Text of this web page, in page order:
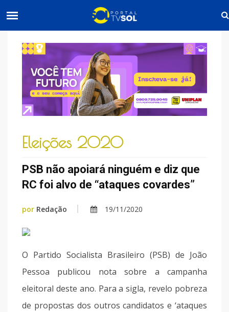
Eleições 2020
PSB não apoiará ninguém e diz que
RC foi alvo de “ataques covardes”
por Redação 19/11/2020
O Partido Socialista Brasileiro (PSB) de João
Pessoa publicou nota sobre a campanha
eleitoral deste ano. Para a sigla, revelo pobreza
de propostas dos outros candidatos e ‘ataques